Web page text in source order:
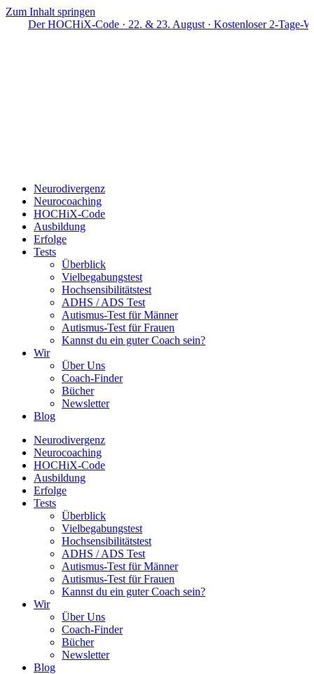
Zum Inhalt springen
Der HOCHiX-Code · 22. & 23. August · Kostenloser 2-Tage-
Neurodivergenz
Neurocoaching
HOCHiX-Code
Ausbildung
Erfolge
Tests
Überblick
Vielbegabungstest
Hochsensibilitätstest
ADHS / ADS Test
Autismus-Test für Männer
Autismus-Test für Frauen
Kannst du ein guter Coach sein?
Wir
Über Uns
Coach-Finder
Bücher
Newsletter
Blog
Neurodivergenz
Neurocoaching
HOCHiX-Code
Ausbildung
Erfolge
Tests
Überblick
Vielbegabungstest
Hochsensibilitätstest
ADHS / ADS Test
Autismus-Test für Männer
Autismus-Test für Frauen
Kannst du ein guter Coach sein?
Wir
Über Uns
Coach-Finder
Bücher
Newsletter
Blog